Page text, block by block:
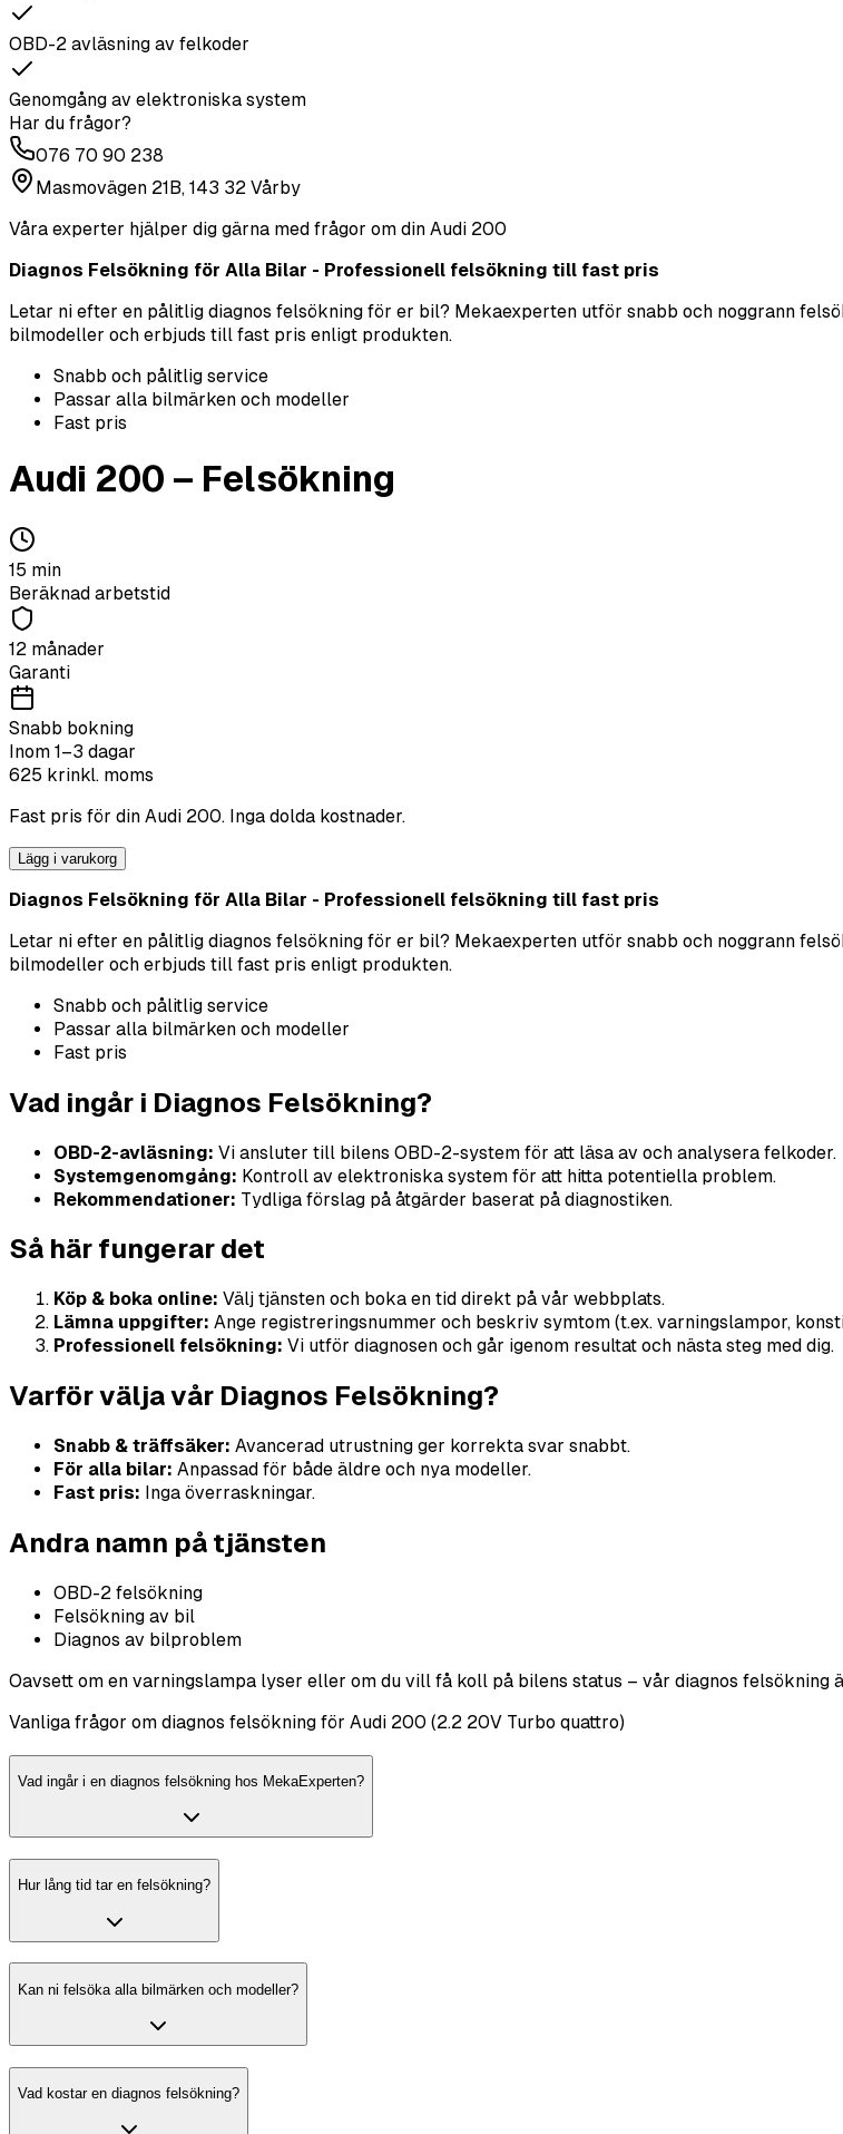
OBD-2 avläsning av felkoder
Genomgång av elektroniska system
Har du frågor?
076 70 90 238
Masmovägen 21B, 143 32 Vårby
Våra experter hjälper dig gärna med frågor om din Audi 200
Diagnos Felsökning för Alla Bilar - Professionell felsökning till fast pris
Letar ni efter en pålitlig diagnos felsökning för er bil? Mekaexperten utför snabb och noggrann
bilmodeller och erbjuds till fast pris enligt produkten.
Snabb och pålitlig service
Passar alla bilmärken och modeller
Fast pris
Audi 200 – Felsökning
15 min
Beräknad arbetstid
12 månader
Garanti
Snabb bokning
Inom 1–3 dagar
625 krinkl. moms
Fast pris för din Audi 200. Inga dolda kostnader.
Lägg i varukorg
Diagnos Felsökning för Alla Bilar - Professionell felsökning till fast pris
Letar ni efter en pålitlig diagnos felsökning för er bil? Mekaexperten utför snabb och noggrann
bilmodeller och erbjuds till fast pris enligt produkten.
Snabb och pålitlig service
Passar alla bilmärken och modeller
Fast pris
Vad ingår i Diagnos Felsökning?
OBD-2-avläsning: Vi ansluter till bilens OBD-2-system för att läsa av och analysera felkoder.
Systemgenomgång: Kontroll av elektroniska system för att hitta potentiella problem.
Rekommendationer: Tydliga förslag på åtgärder baserat på diagnostiken.
Så här fungerar det
Köp & boka online: Välj tjänsten och boka en tid direkt på vår webbplats.
Lämna uppgifter: Ange registreringsnummer och beskriv symtom (t.ex. varningslampor,
Professionell felsökning: Vi utför diagnosen och går igenom resultat och nästa steg med dig.
Varför välja vår Diagnos Felsökning?
Snabb & träffsäker: Avancerad utrustning ger korrekta svar snabbt.
För alla bilar: Anpassad för både äldre och nya modeller.
Fast pris: Inga överraskningar.
Andra namn på tjänsten
OBD-2 felsökning
Felsökning av bil
Diagnos av bilproblem
Oavsett om en varningslampa lyser eller om du vill få koll på bilens status – vår diagnos felsökning
Vanliga frågor om diagnos felsökning för Audi 200 (2.2 20V Turbo quattro)
Vad ingår i en diagnos felsökning hos MekaExperten?
Hur lång tid tar en felsökning?
Kan ni felsöka alla bilmärken och modeller?
Vad kostar en diagnos felsökning?